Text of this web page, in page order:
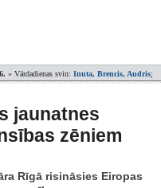
» Vārdadienas svin: Inuta, Brencis, Audris;
jaunatnes
zēniem
Rīgā risināsies Eiropas